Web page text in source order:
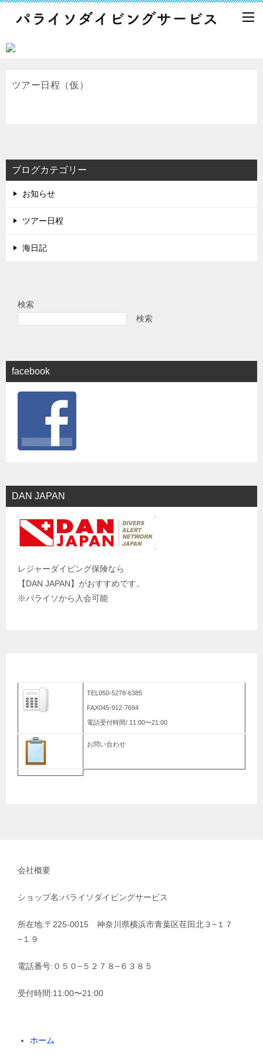
ツアー日程（仮）
ブログカテゴリー
お知らせ
ツアー日程
海日記
検索
検索
facebook
DAN JAPAN
レジャーダイビング保険なら
【DAN JAPAN】がおすすめです。
※パライソから入会可能
TEL050-5278-6385
FAX045-912-7694
電話受付時間/ 11:00〜21:00
お問い合わせ
会社概要
ショップ名:パライソダイビングサービス
所在地:〒225-0015 神奈川県横浜市青葉区荏田北３−１７
−１９
電話番号:０５０−５２７８−６３８５
受付時間:11:00〜21:00
ホーム